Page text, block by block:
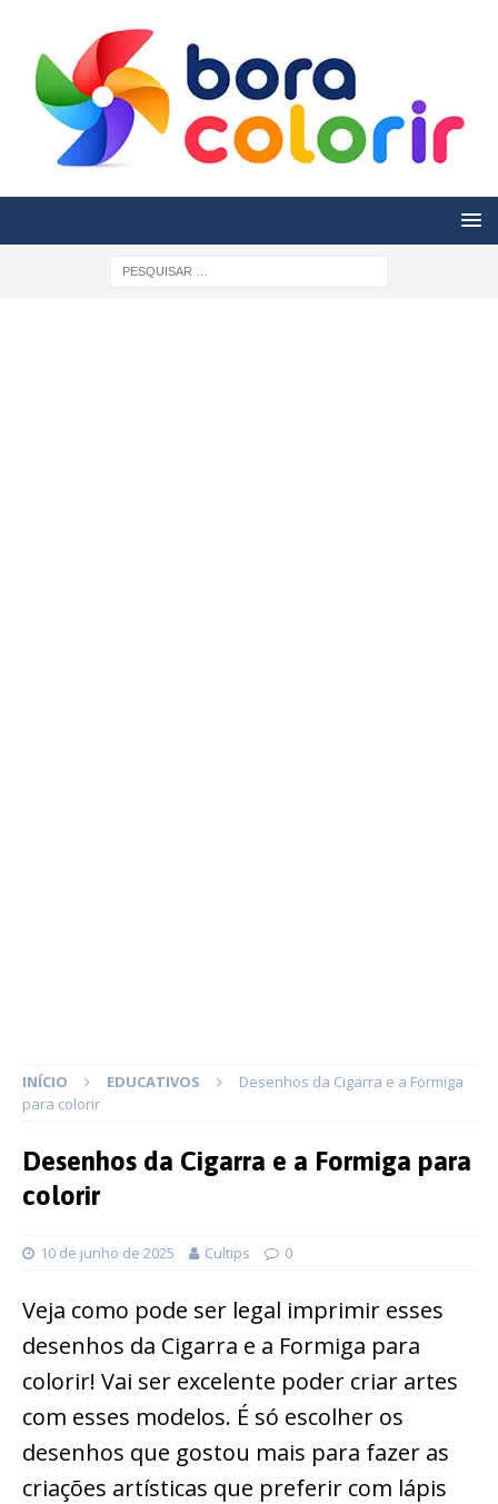
INÍCIO EDUCATIVOS
Desenhos da Cigarra e a Formiga
para colorir
Desenhos da Cigarra e a Formiga para
colorir
10 de junho de 2025 Cultips 0
Veja como pode ser legal imprimir esses
desenhos da Cigarra e a Formiga para
colorir! Vai ser excelente poder criar artes
com esses modelos. É só escolher os
desenhos que gostou mais para fazer as
criações artísticas que preferir com lápis